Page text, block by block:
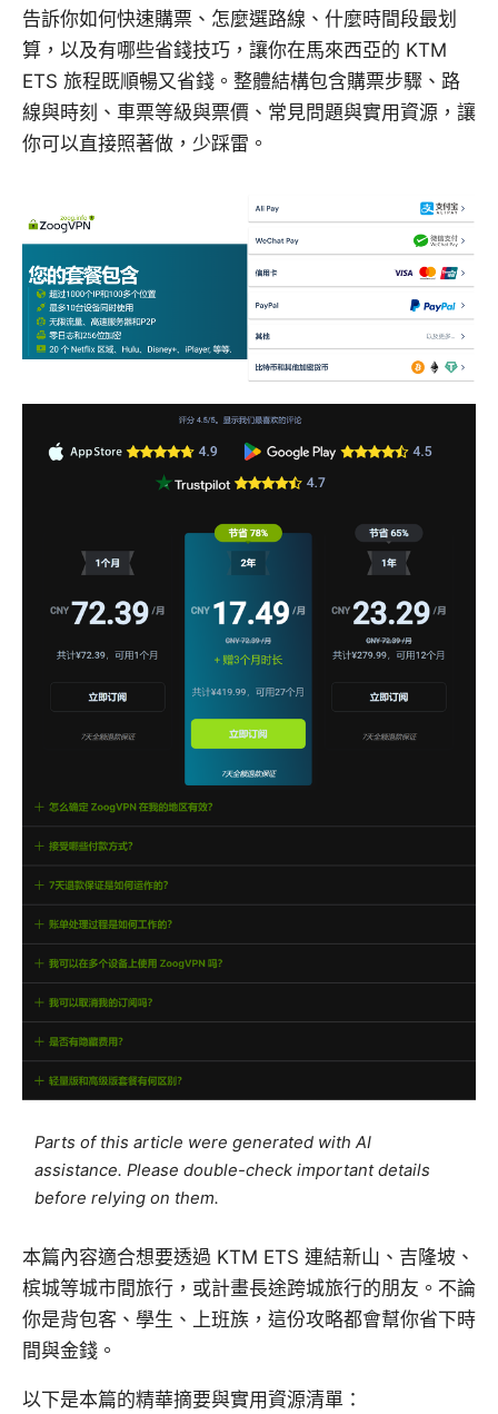
告訴你如何快速購票、怎麼選路線、什麼時間段最划
算，以及有哪些省錢技巧，讓你在馬來西亞的 KTM
ETS 旅程既順暢又省錢。整體結構包含購票步驟、路
線與時刻、車票等級與票價、常見問題與實用資源，讓
你可以直接照著做，少踩雷。
Parts of this article were generated with AI
assistance. Please double-check important details
before relying on them.
本篇內容適合想要透過 KTM ETS 連結新山、吉隆坡、
槟城等城市間旅行，或計畫長途跨城旅行的朋友。不論
你是背包客、學生、上班族，這份攻略都會幫你省下時
間與金錢。
以下是本篇的精華摘要與實用資源清單：